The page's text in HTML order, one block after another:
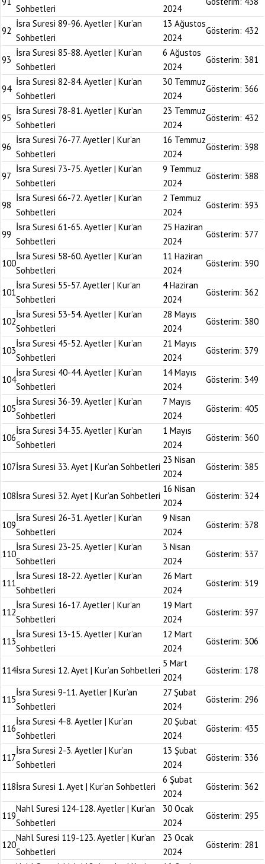
Sohbetleri
2024
92
İsra Suresi 89-96. Ayetler | Kur’an
Sohbetleri
13 Ağustos
2024
Gösterim: 432
93
İsra Suresi 85-88. Ayetler | Kur’an
Sohbetleri
6 Ağustos
2024
Gösterim: 381
94
İsra Suresi 82-84. Ayetler | Kur’an
Sohbetleri
30 Temmuz
2024
Gösterim: 366
95
İsra Suresi 78-81. Ayetler | Kur’an
Sohbetleri
23 Temmuz
2024
Gösterim: 432
96
İsra Suresi 76-77. Ayetler | Kur’an
Sohbetleri
16 Temmuz
2024
Gösterim: 398
97
İsra Suresi 73-75. Ayetler | Kur’an
Sohbetleri
9 Temmuz
2024
Gösterim: 388
98
İsra Suresi 66-72. Ayetler | Kur’an
Sohbetleri
2 Temmuz
2024
Gösterim: 393
99
İsra Suresi 61-65. Ayetler | Kur’an
Sohbetleri
25 Haziran
2024
Gösterim: 377
100
İsra Suresi 58-60. Ayetler | Kur’an
Sohbetleri
11 Haziran
2024
Gösterim: 390
101
İsra Suresi 55-57. Ayetler | Kur’an
Sohbetleri
4 Haziran
2024
Gösterim: 362
102
İsra Suresi 53-54. Ayetler | Kur’an
Sohbetleri
28 Mayıs
2024
Gösterim: 380
103
İsra Suresi 45-52. Ayetler | Kur’an
Sohbetleri
21 Mayıs
2024
Gösterim: 379
104
İsra Suresi 40-44. Ayetler | Kur’an
Sohbetleri
14 Mayıs
2024
Gösterim: 349
105
İsra Suresi 36-39. Ayetler | Kur’an
Sohbetleri
7 Mayıs
2024
Gösterim: 405
106
İsra Suresi 34-35. Ayetler | Kur’an
Sohbetleri
1 Mayıs
2024
Gösterim: 360
107İsra Suresi 33. Ayet | Kur’an Sohbetleri
23 Nisan
2024
Gösterim: 385
108İsra Suresi 32. Ayet | Kur’an Sohbetleri
16 Nisan
2024
Gösterim: 324
109
İsra Suresi 26-31. Ayetler | Kur’an
Sohbetleri
9 Nisan
2024
Gösterim: 378
110
İsra Suresi 23-25. Ayetler | Kur’an
Sohbetleri
3 Nisan
2024
Gösterim: 337
111
İsra Suresi 18-22. Ayetler | Kur’an
Sohbetleri
26 Mart
2024
Gösterim: 319
112
İsra Suresi 16-17. Ayetler | Kur’an
Sohbetleri
19 Mart
2024
Gösterim: 397
113
İsra Suresi 13-15. Ayetler | Kur’an
Sohbetleri
12 Mart
2024
Gösterim: 306
114İsra Suresi 12. Ayet | Kur’an Sohbetleri
5 Mart
2024
Gösterim: 178
115
İsra Suresi 9-11. Ayetler | Kur’an
Sohbetleri
27 Şubat
2024
Gösterim: 296
116
İsra Suresi 4-8. Ayetler | Kur’an
Sohbetleri
20 Şubat
2024
Gösterim: 435
117
İsra Suresi 2-3. Ayetler | Kur’an
Sohbetleri
13 Şubat
2024
Gösterim: 336
118İsra Suresi 1. Ayet | Kur’an Sohbetleri
6 Şubat
2024
Gösterim: 362
119
Nahl Suresi 124-128. Ayetler | Kur’an
Sohbetleri
30 Ocak
2024
Gösterim: 295
120
Nahl Suresi 119-123. Ayetler | Kur’an
Sohbetleri
23 Ocak
2024
Gösterim: 281